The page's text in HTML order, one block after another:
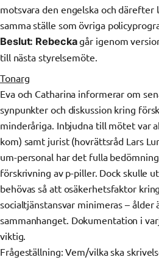
motsvara den engelska och därefter
samma ställe som övriga
Beslut: Rebeckagår igenom
till nästa styrelsemöte.
Tonarg
Eva och Catharina informerar om
synpunkter och diskussion kring
minderåriga. Inbjudna till mötet var
kom) samt jurist (hovrättsråd Lars
um-personal har det fulla
förskrivning av p-piller. Dock skulle
behövas så att osäkerhetsfaktor
socialtjänstansvar minimeras – ålder
sammanhanget. Dokumentation i
viktig.
Frågeställning: Vem/vilka ska